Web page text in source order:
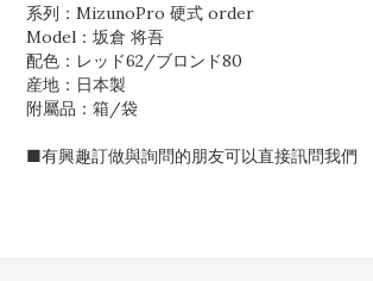
系列：MizunoPro 硬式 order
Model：坂倉 将吾
配色：レッド62/ブロンド80
産地：日本製
附屬品：箱/袋
■有興趣訂做與詢問的朋友可以直接訊問我們